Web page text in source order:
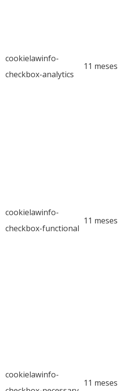
cookielawinfo-
checkbox-analytics
11 meses
cookielawinfo-
checkbox-functional
11 meses
cookielawinfo-
11 meses